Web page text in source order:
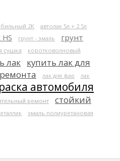
2К
автолак 5л + 2.5л
грунт - эмаль
грунт
сушка
коротковолновый
лак купить лак для
лак для фар
лак
автомобиля
ремонт
стойкий
эмаль полиуретановая